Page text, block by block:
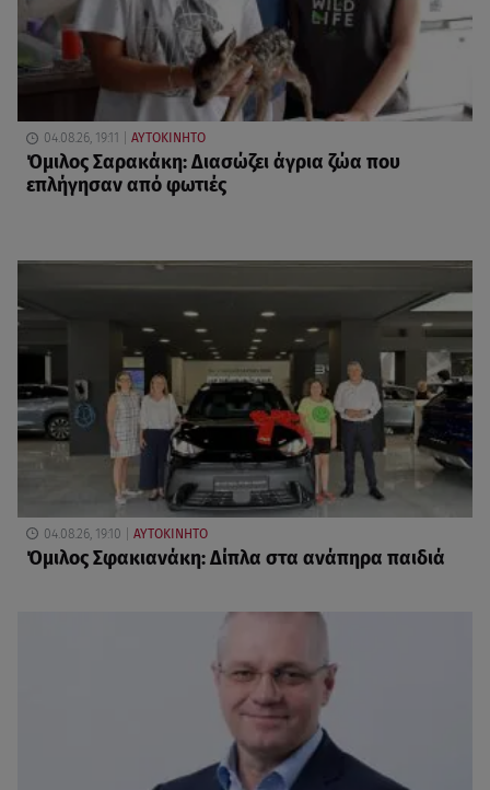
04.08.26, 19:11 ΑΥΤΟΚΙΝΗΤΟ
Όμιλος Σαρακάκη: Διασώζει άγρια ζώα που
επλήγησαν από φωτιές
04.08.26, 19:10 ΑΥΤΟΚΙΝΗΤΟ
Όμιλος Σφακιανάκη: Δίπλα στα ανάπηρα παιδιά